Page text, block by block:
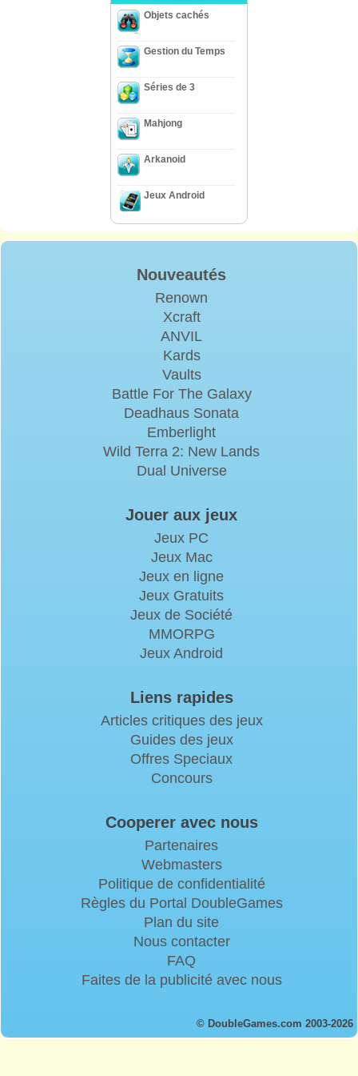
Objets cachés
Gestion du Temps
Séries de 3
Mahjong
Arkanoid
Jeux Android
Nouveautés
Renown
Xcraft
ANVIL
Kards
Vaults
Battle For The Galaxy
Deadhaus Sonata
Emberlight
Wild Terra 2: New Lands
Dual Universe
Jouer aux jeux
Jeux PC
Jeux Mac
Jeux en ligne
Jeux Gratuits
Jeux de Société
MMORPG
Jeux Android
Liens rapides
Articles critiques des jeux
Guides des jeux
Offres Speciaux
Concours
Cooperer avec nous
Partenaires
Webmasters
Politique de confidentialité
Règles du Portal DoubleGames
Plan du site
Nous contacter
FAQ
Faites de la publicité avec nous
© DoubleGames.com 2003-2026